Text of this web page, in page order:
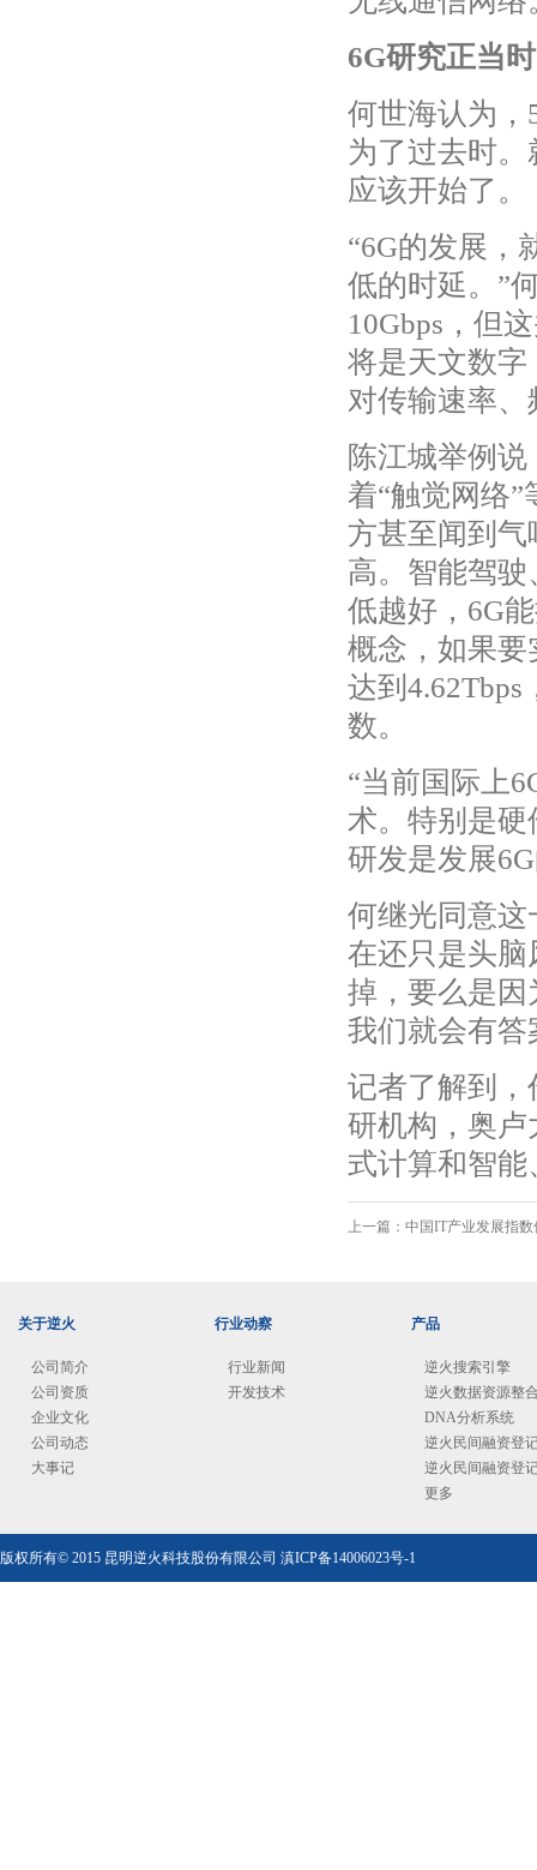
6G研究正当时
何世海认为，
为了过去时
应该开始了。
“6G的发展，
低的时延。”
10Gbps，但
将是天文数
对传输速率
陈江城举例
着“触觉网络
方甚至闻到
高。智能驾
低越好，6G
概念，如果
达到
数。
“当前国际上
术。特别是
研发是发展
何继光同意这
在还只是头
掉，要么是
我们就会有答
记者了解到，
研机构，奥
式计算和智
上一篇： 中国IT产业发展指
关于逆火
公司简介
公司资质
企业文化
公司动态
大事记
行业动察
行业新闻
开发技术
产品
逆火搜索引擎
逆火数据资源整
DNA分析系统
逆火民间融资登
逆火民间融资登
更多
版权所有© 2015 昆明逆火科技股份有限公司 滇ICP备14006023号-1